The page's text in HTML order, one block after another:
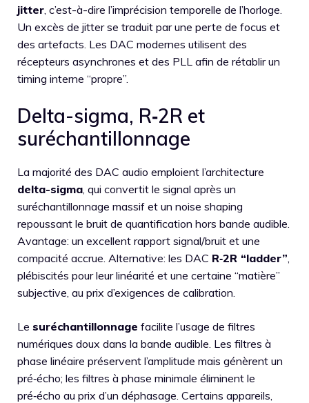
jitter, c’est-à-dire l’imprécision temporelle de l’horloge.
Un excès de jitter se traduit par une perte de focus et
des artefacts. Les DAC modernes utilisent des
récepteurs asynchrones et des PLL afin de rétablir un
timing interne “propre”.
Delta-sigma, R‑2R et
suréchantillonnage
La majorité des DAC audio emploient l’architecture
delta-sigma, qui convertit le signal après un
suréchantillonnage massif et un noise shaping
repoussant le bruit de quantification hors bande audible.
Avantage: un excellent rapport signal/bruit et une
compacité accrue. Alternative: les DAC R‑2R “ladder”,
plébiscités pour leur linéarité et une certaine “matière”
subjective, au prix d’exigences de calibration.
Le suréchantillonnage facilite l’usage de filtres
numériques doux dans la bande audible. Les filtres à
phase linéaire préservent l’amplitude mais génèrent un
pré‑écho; les filtres à phase minimale éliminent le
pré‑écho au prix d’un déphasage. Certains appareils,